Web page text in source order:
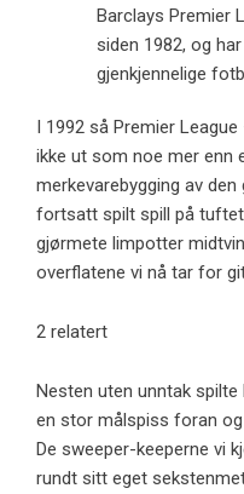
Barclays Premier
siden 1982, og
gjenkjennelige
I 1992 så Premier
ikke ut som noe mer enn
merkevarebygging av
fortsatt spilt spill på
gjørmete limpotter
overflatene vi nå tar for
2 relatert
Nesten uten unntak
en stor målspiss foran
De sweeper-keeperne vi
rundt sitt eget